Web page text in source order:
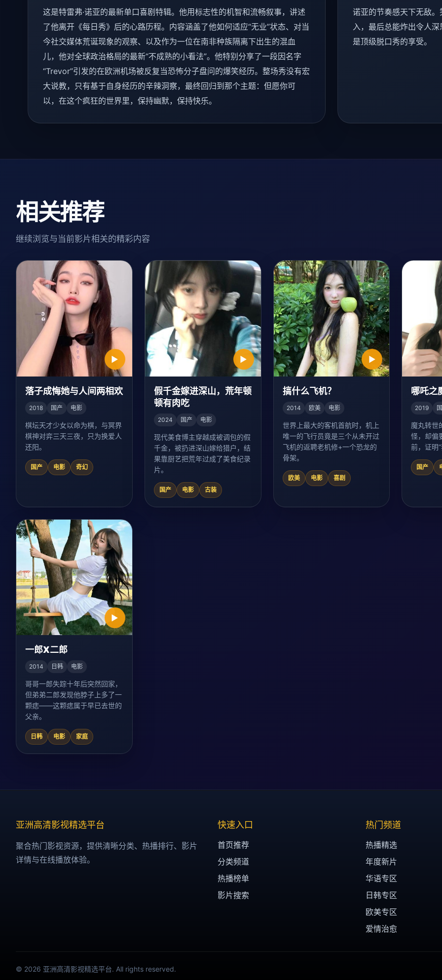
这是特雷弗·诺亚的最新单口喜剧特辑。他用标志性的机智和流畅叙事，讲述
了他离开《每日秀》后的心路历程。内容涵盖了他如何适应“无业”状态、对当
今社交媒体荒诞现象的观察、以及作为一位在南非种族隔离下出生的混血
儿，他对全球政治格局的最新“不成熟的小看法”。他特别分享了一段因名字
“Trevor”引发的在欧洲机场被反复当恐怖分子盘问的爆笑经历。整场秀没有宏
大说教，只有基于自身经历的辛辣洞察，最终回归到那个主题：但愿你可
以，在这个疯狂的世界里，保持幽默，保持快乐。
诺亚的节奏感天下无敌
入，最后总能炸出令人
是顶级脱口秀的享受。
相关推荐
继续浏览与当前影片相关的精彩内容
▶
落子成悔她与人间两相欢
2018 国产 电影
棋坛天才少女以命为棋，与冥界
棋神对弈三天三夜，只为换爱人
还阳。
国产 电影 奇幻
▶
假千金嫁进深山，荒年顿
顿有肉吃
2024 国产 电影
现代美食博主穿越成被调包的假
千金，被扔进深山嫁给猎户，结
果靠厨艺把荒年过成了美食纪录
片。
国产 电影 古装
▶
搞什么飞机？
2014 欧美 电影
世界上最大的客机首航时，机上
唯一的飞行员竟是三个从未开过
飞机的返聘老机修+一个恐龙的
骨架。
欧美 电影 喜剧
哪吒之
2019
魔丸转世
怪，却偏
前，证明
国产
▶
一郎X二郎
2014 日韩 电影
哥哥一郎失踪十年后突然回家，
但弟弟二郎发现他脖子上多了一
颗痣——这颗痣属于早已去世的
父亲。
日韩 电影 家庭
亚洲高清影视精选平台
聚合热门影视资源，提供清晰分类、热播排行、影片
详情与在线播放体验。
快速入口
首页推荐
分类频道
热播榜单
影片搜索
热门频道
热播精选
年度新片
华语专区
日韩专区
欧美专区
爱情治愈
© 2026 亚洲高清影视精选平台. All rights reserved.